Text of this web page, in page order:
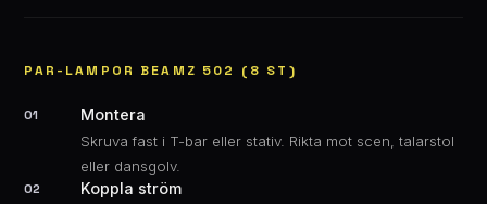
PAR-LAMPOR BEAMZ 502 (8 ST)
01 Montera
Skruva fast i T-bar eller stativ. Rikta mot scen, talarstol
eller dansgolv.
02 Koppla ström